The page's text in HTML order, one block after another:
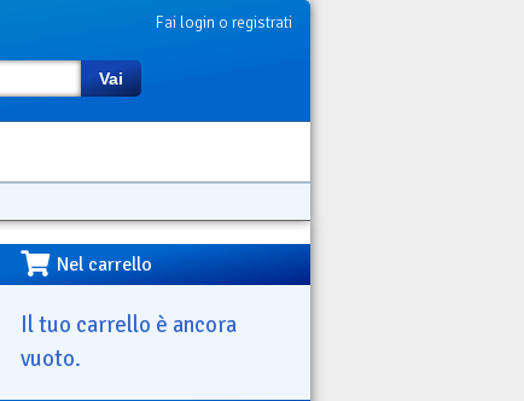
Fai login o registrati
Vai
Nel carrello
Il tuo carrello è ancora
vuoto.